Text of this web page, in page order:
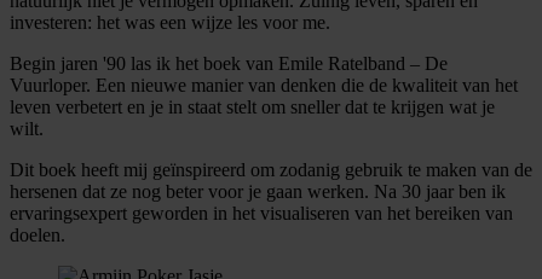
investeren: het was een wijze les voor me.
Begin jaren '90 las ik het boek van Emile Ratelband – De
Vuurloper. Een nieuwe manier van denken die de kwaliteit van het
leven verbetert en je in staat stelt om sneller dat te krijgen wat je
wilt.
Dit boek heeft mij geïnspireerd om zodanig gebruik te maken van de
hersenen dat ze nog beter voor je gaan werken. Na 30 jaar ben ik
ervaringsexpert geworden in het visualiseren van het bereiken van
doelen.